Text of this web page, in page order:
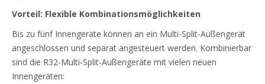
Vorteil: Flexible Kombinationsmöglichkeiten
Bis zu fünf Innengeräte können an ein Multi-Split-Außengerät
angeschlossen und separat angesteuert werden. Kombinierbar
sind die R32-Multi-Split-Außengeräte mit vielen neuen
Innengeräten: